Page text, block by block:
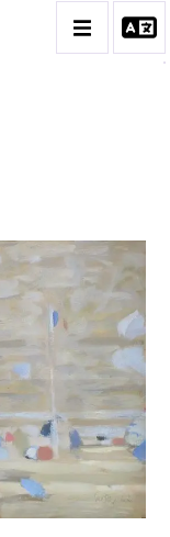
ET FUSAINS